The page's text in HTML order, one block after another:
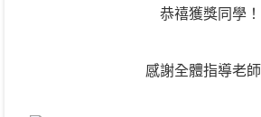
恭禧獲獎同學！
感謝全體指導老師